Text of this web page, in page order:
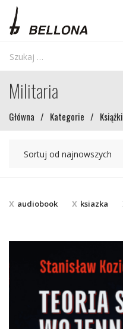
Militaria
Główna / Kategorie / Książki
audiobook ksiazka